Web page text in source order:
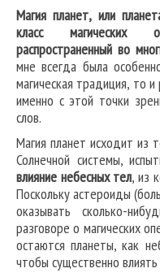
Магия планет, или
класс магических
распространенный во
мне всегда была
магическая традиция, то
именно с этой точки
слов.
Магия планет исходит из
Солнечной системы,
влияние небесных тел, из
Поскольку астероиды
оказывать сколько-
разговоре о магических
остаются планеты, как
чтобы существенно